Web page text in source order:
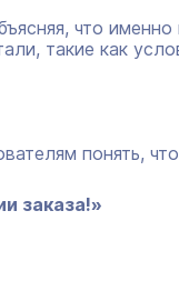
что именно
такие как
понять,
заказа!»